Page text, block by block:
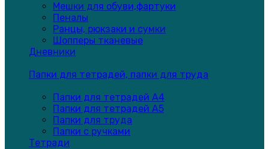
Мешки для обуви,фартуки
Пеналы
Ранцы, рюкзаки и сумки
Шопперы тканевые
Дневники
Папки для тетрадей, папки для труда
Папки для тетрадей А4
Папки для тетрадей А5
Папки для труда
Папки с ручками
Тетради